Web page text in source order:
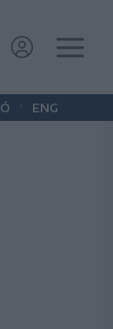
ENG